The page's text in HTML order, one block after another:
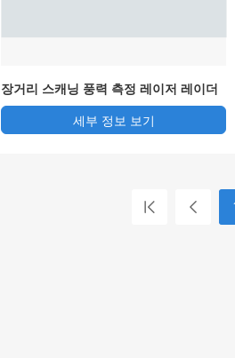
장거리 스캐닝 풍력 측정 레이저 레이더
WindPrint S10000
세부 정보 보기